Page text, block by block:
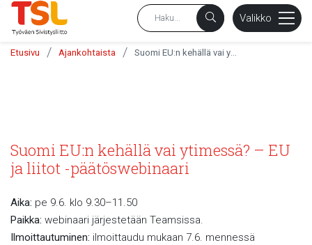
Valikko
Etusivu / Ajankohtaista /
Suomi EU:n kehällä vai ytimessä? – EU
ja liitot -päätöswebinaari
Aika: pe 9.6. klo 9.30–11.50
Paikka: webinaari järjestetään Teamsissa.
Ilmoittautuminen: ilmoittaudu mukaan 7.6. mennessä